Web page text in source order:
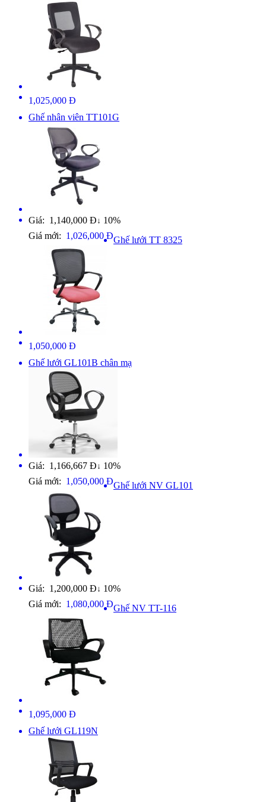
1,025,000 Đ
Ghế nhân viên TT101G
Giá: 1,140,000 Đ ↓ 10%
Giá mới: 1,026,000 ĐGhế lưới TT 8325
1,050,000 Đ
Ghế lưới GL101B chân mạ
Giá: 1,166,667 Đ ↓ 10%
Giá mới: 1,050,000 ĐGhế lưới NV GL101
Giá: 1,200,000 Đ ↓ 10%
Giá mới: 1,080,000 ĐGhế NV TT-116
1,095,000 Đ
Ghế lưới GL119N